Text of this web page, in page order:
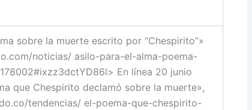
sobre la muerte escrito por “Chespirito”»
noticias/ asilo-para-el-alma-poema-
En línea 20 junio
que Chespirito declamó sobre la muerte»,
tendencias/ el-poema-que-chespirito-